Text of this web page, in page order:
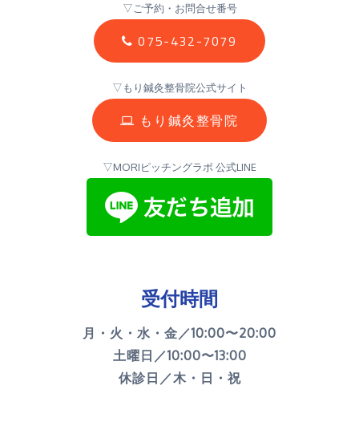
▽ご予約・お問合せ番号
075-432-7079
▽もり鍼灸整骨院公式サイト
もり鍼灸整骨院
▽MORIピッチングラボ 公式LINE
受付時間
月・火・水・金／10:00〜20:00
土曜日／10:00〜13:00
休診日／木・日・祝